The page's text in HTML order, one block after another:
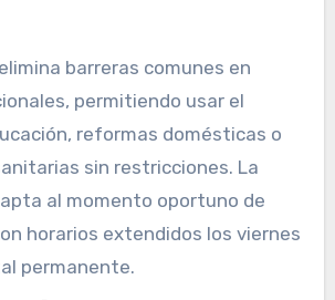
barreras comunes en
permitiendo usar el
reformas domésticas o
sin restricciones. La
al momento oportuno de
horarios extendidos los viernes
permanente.